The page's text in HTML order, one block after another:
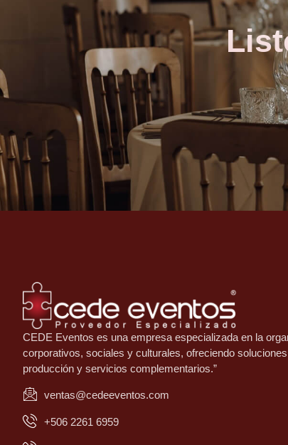
CEDE Eventos es una empresa especializada en la
corporativos, sociales y culturales, ofreciendo
producción y servicios complementarios.”
ventas@cedeeventos.com
+506 2261 6959